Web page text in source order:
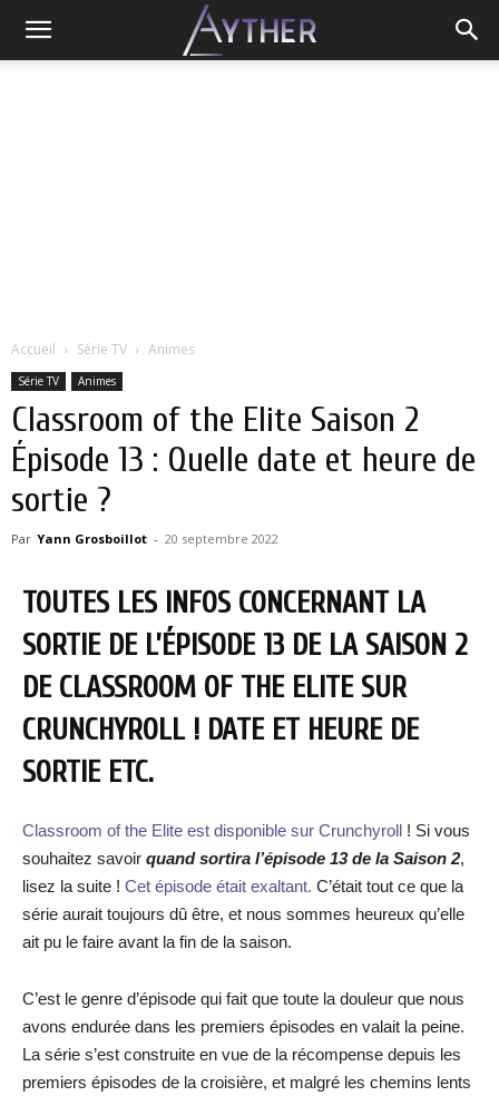
Accueil Série TV Animes
Série TV Animes
Classroom of the Elite Saison 2
Épisode 13 : Quelle date et heure de
sortie ?
Par Yann Grosboillot - 20 septembre 2022
TOUTES LES INFOS CONCERNANT LA
SORTIE DE L’ÉPISODE 13 DE LA SAISON 2
DE CLASSROOM OF THE ELITE SUR
CRUNCHYROLL ! DATE ET HEURE DE
SORTIE ETC.
Classroom of the Elite est disponible sur Crunchyroll ! Si vous
souhaitez savoir quand sortira l’épisode 13 de la Saison 2,
lisez la suite ! Cet épisode était exaltant. C’était tout ce que la
série aurait toujours dû être, et nous sommes heureux qu’elle
ait pu le faire avant la fin de la saison.
C’est le genre d’épisode qui fait que toute la douleur que nous
avons endurée dans les premiers épisodes en valait la peine.
La série s’est construite en vue de la récompense depuis les
premiers épisodes de la croisière, et malgré les chemins lents